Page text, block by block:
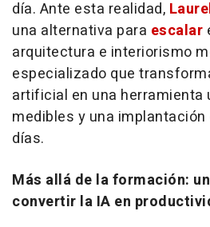
día. Ante esta realidad,
una alternativa para escalar
arquitectura e interiorismo
especializado que
artificial en una herramienta
medibles y una
días.
Más allá de la formación:
convertir la IA en